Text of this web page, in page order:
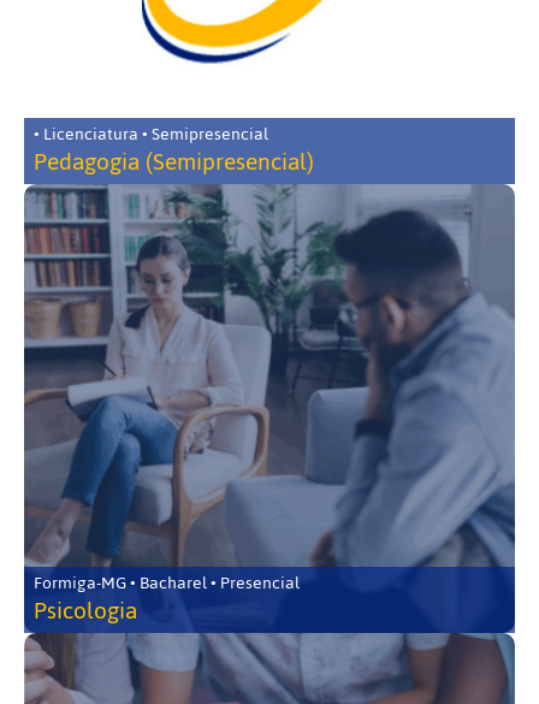
• Licenciatura • Semipresencial
Pedagogia (Semipresencial)
Formiga-MG • Bacharel • Presencial
Psicologia